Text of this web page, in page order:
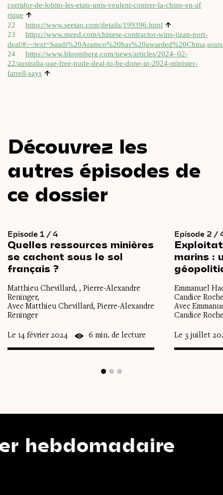
c​o​r​r​i​d​o​r​-​d​e​-​l​o​b​i​t​o​-​l​e​s​-​e​t​a​t​s​-​u​n​i​s​-​v​e​u​l​e​n​t​-​c​o​n​t​r​e​r​-​l​a​-​c​h​i​n​e​-​e​n​-​a​f​
rique ↑
22 https://​www​.see​tao​.com/​d​e​t​a​i​l​s​/​1​9​9​3​9​6​.html ↑
23
https://www.meed.com/chinese-contractor-wins-jizan-port-
deal/
24
https://www.bloomberg.com/news/articles/2024–02-
22/australia-uae-free-trade-deal-to-be-done-in-2024-minister-
farrell-says ↑
Découvrez les
autres épisodes de
ce dossier
Episode 1 / 4
Quelles ressources minières
se cachent sous le sol
français ?
Matthieu Chevillard, , Pierre-Alexandre
Reninger,
Avec Matthieu Chevillard, Pierre-Alexandre
Reninger
Le 14 février 2024 6 min. de lecture
Episode 2 /
marins :
Emmanuel
Candice
Avec
Candice
Le 3 juillet